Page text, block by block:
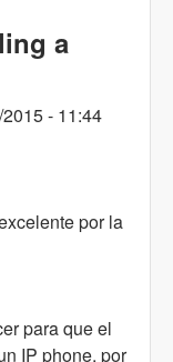
a
- 11:44
por la
para que el
IP phone, por